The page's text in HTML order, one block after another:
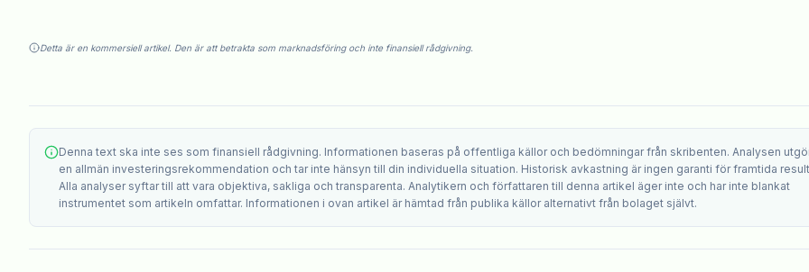
Detta är en kommersiell artikel. Den är att betrakta som marknadsföring och inte finansiell rådgivning.
Denna text ska inte ses som finansiell rådgivning. Informationen baseras på offentliga källor och bedömningar från skribenten. Analysen
en allmän investeringsrekommendation och tar inte hänsyn till din individuella situation. Historisk avkastning är ingen garanti för framtida
Alla analyser syftar till att vara objektiva, sakliga och transparenta. Analytikern och författaren till denna artikel äger inte och har inte blankat
instrumentet som artikeln omfattar. Informationen i ovan artikel är hämtad från publika källor alternativt från bolaget självt.